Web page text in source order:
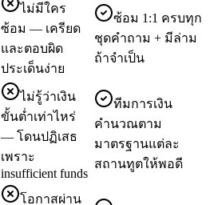
ไม่มีใคร
ซ้อม — เครียด
และตอบผิด
ประเด็นง่าย
ซ้อม 1:1 ครบทุก
ชุดคำถาม + มีล่าม
ถ้าจำเป็น
ไม่รู้ว่าเงิน
ขั้นต่ำเท่าไหร่
— โดนปฏิเสธ
เพราะ
insufficient funds
ทีมการเงิน
คำนวณตาม
มาตรฐานแต่ละ
สถานทูตให้พอดี
โอกาสผ่าน